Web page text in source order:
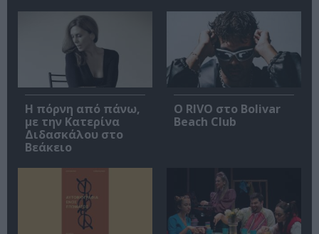
Η πόρνη από πάνω,
με την Κατερίνα
Διδασκάλου στο
Βεάκειο
Ο RIVO στο Bolivar
Beach Club